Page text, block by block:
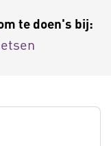
te doen's bij: